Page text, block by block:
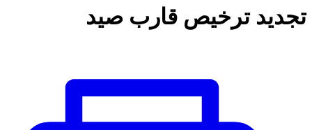
تجديد ترخيص قارب صيد